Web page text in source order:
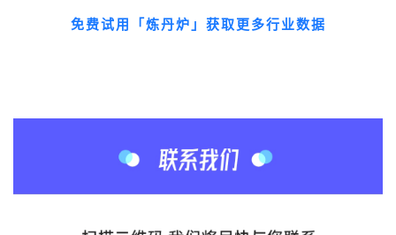
免费试用「炼丹炉」获取更多行业数据